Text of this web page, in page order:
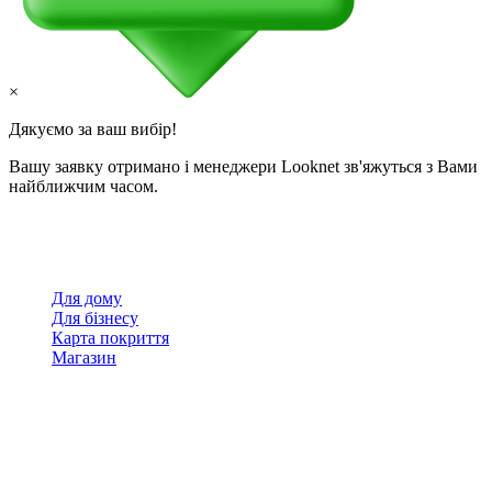
×
Дякуємо за ваш вибір!
Вашу заявку отримано і менеджери Looknet зв'яжуться з Вами
найближчим часом.
Для дому
Для бізнесу
Карта покриття
Магазин